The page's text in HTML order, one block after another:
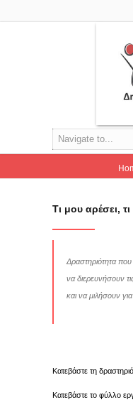
Navigate to...
Τι μου αρέσει,
Δραστηριότητα που
να διερευνήσουν
και να μιλήσουν
Κατεβάστε τη
Κατεβάστε το φύλλο